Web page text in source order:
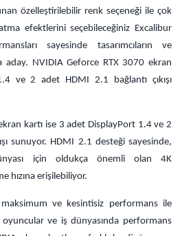
özelleştirilebilir renk seçeneği ile çok
efektlerini seçebileceğiniz Excalibur
sayesinde tasarımcıların ve
aday. NVIDIA Geforce RTX 3070 ekran
ve 2 adet HDMI 2.1 bağlantı çıkışı
kartı ise 3 adet DisplayPort 1.4 ve 2
sunuyor. HDMI 2.1 desteği sayesinde,
için oldukça önemli olan 4K
hızına erişilebiliyor.
ve kesintisiz performans ile
ve iş dünyasında performans